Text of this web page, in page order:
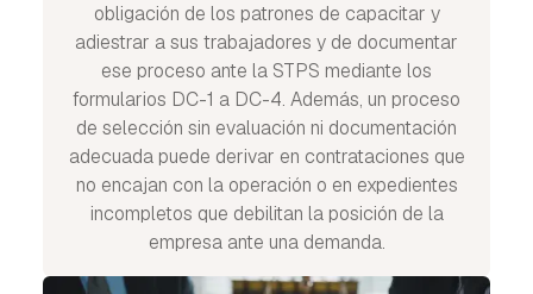
obligación de los patrones de capacitar y
adiestrar a sus trabajadores y de documentar
ese proceso ante la STPS mediante los
formularios DC-1 a DC-4. Además, un proceso
de selección sin evaluación ni documentación
adecuada puede derivar en contrataciones que
no encajan con la operación o en expedientes
incompletos que debilitan la posición de la
empresa ante una demanda.